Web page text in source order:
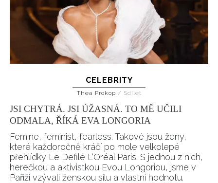
CELEBRITY
Thea Prokop / Sdílet
JSI CHYTRÁ. JSI ÚŽASNÁ. TO MĚ UČILI
ODMALA, ŘÍKÁ EVA LONGORIA
Femine, feminist, fearless. Takové jsou ženy,
které každoročně kráčí po mole velkolepé
přehlídky Le Defilé L‘Oréal Paris. S jednou z nich,
herečkou a aktivistkou Evou Longoriou, jsme v
Paříži vzývali ženskou sílu a vlastní hodnotu.